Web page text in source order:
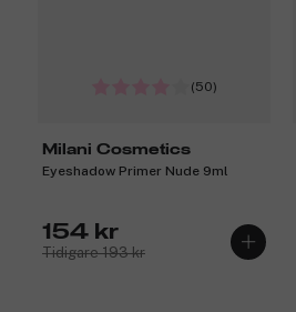
(50)
Milani Cosmetics
Eyeshadow Primer Nude 9ml
154 kr
Tidigare 193 kr